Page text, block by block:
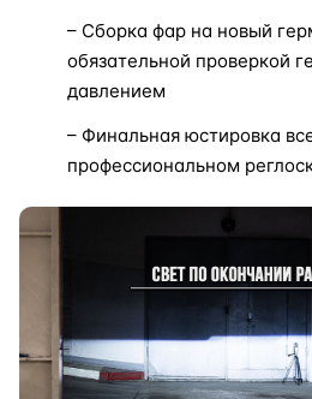
– Сборка фар на новый
обязательной проверкой
давлением
– Финальная юстировка
профессиональном